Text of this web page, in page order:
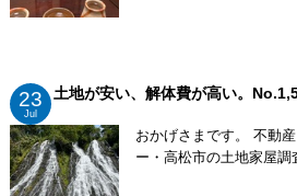
23
Jul
土地が安い、解体費が高い。
おかげさまです。 不動
ー・高松市の土地家屋調